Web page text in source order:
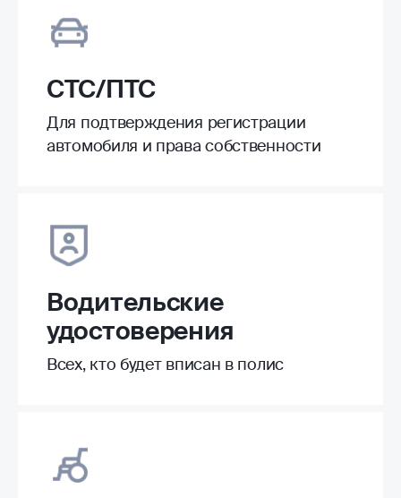
СТС/ПТС
Для подтверждения регистрации
автомобиля и права собственности
Водительские
удостоверения
Всех, кто будет вписан в полис